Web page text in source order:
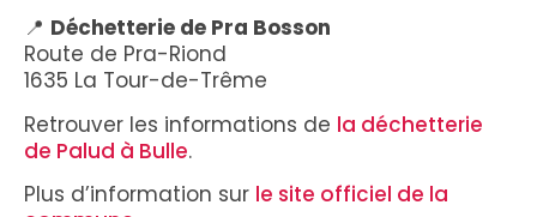
📍 Déchetterie de Pra Bosson
Route de Pra-Riond
1635 La Tour-de-Trême
Retrouver les informations de la déchetterie
de Palud à Bulle.
Plus d’information sur le site officiel de la